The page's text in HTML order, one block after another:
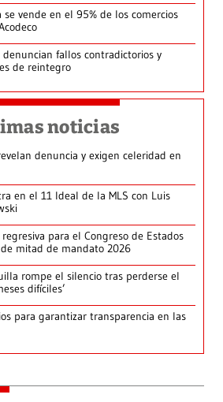
se vende en el 95% de los comercios
denuncian fallos contradictorios y
de reintegro
noticias
denuncia y exigen celeridad en
en el 11 Ideal de la MLS con Luis
para el Congreso de Estados
de mitad de mandato 2026
rompe el silencio tras perderse el
difíciles’
para garantizar transparencia en las